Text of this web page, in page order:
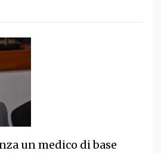
un medico di base